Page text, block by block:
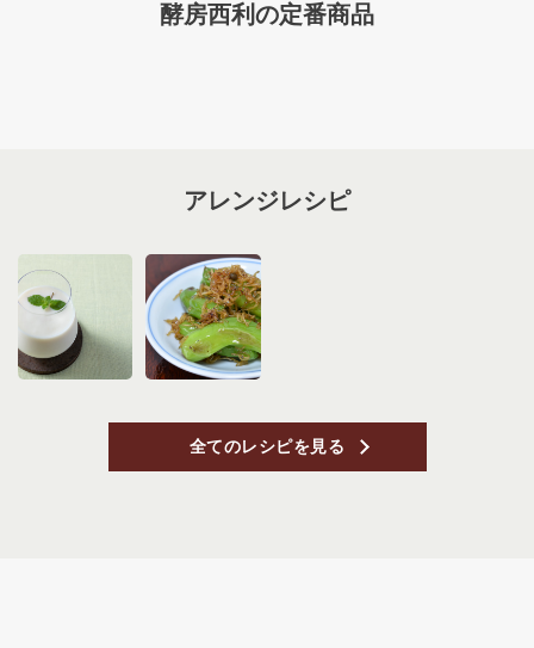
酵房西利の定番商品
アレンジレシピ
全てのレシピを見る